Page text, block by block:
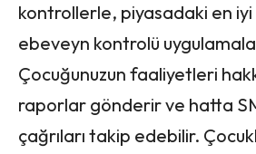
kontrollerle, piyasadaki en
ebeveyn kontrolü
Çocuğunuzun faaliyetleri
raporlar gönderir ve hatta
çağrıları takip edebilir.